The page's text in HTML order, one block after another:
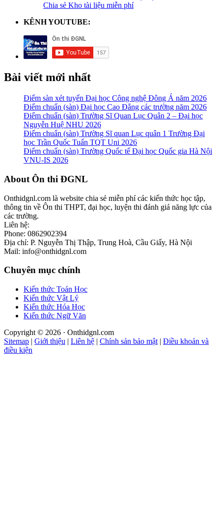
Chia sẻ Kho tài liệu miễn phí
KÊNH YOUTUBE:
Bài viết mới nhất
Điểm sàn xét tuyển Đại học Công nghệ Đông Á năm 2026
Điểm chuẩn (sàn) Đại học Cao Đẳng các trường năm 2026
Điểm chuẩn (sàn) Trường Sĩ Quan Lục Quân 2 – Đại học
Nguyễn Huệ NHU 2026
Điểm chuẩn (sàn) Trường Sĩ quan Lục quân 1 Trường Đại
học Trần Quốc Tuấn TQT Uni 2026
Điểm chuẩn (sàn) Trường Quốc tế Đại học Quốc gia Hà Nội
VNU-IS 2026
Footer
About Ôn thi ĐGNL
Onthidgnl.com là website chia sẻ miễn phí các kiến thức học tập,
thông tin về Ôn thi THPT, đại học, luyện thi đánh giá năng lực của
các trường.
Liên hệ:
Phone: 0862902394
Địa chỉ: P. Nguyễn Thị Thập, Trung Hoà, Cầu Giấy, Hà Nội
Mail: info@onthidgnl.com
Chuyên mục chính
Kiến thức Toán Học
Kiến thức Vật Lý
Kiến thức Hóa Học
Kiến thức Ngữ Văn
Copyright © 2026 · Onthidgnl.com
Sitemap | Giới thiệu | Liên hệ | Chính sản bảo mật | Điều khoản và
điều kiện